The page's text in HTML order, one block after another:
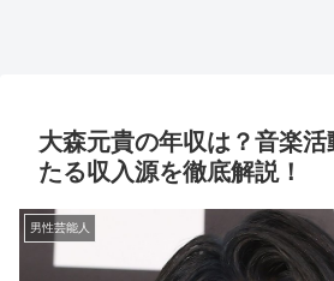
大森元貴の年収は？音楽
たる収入源を徹底解説！
男性芸能人